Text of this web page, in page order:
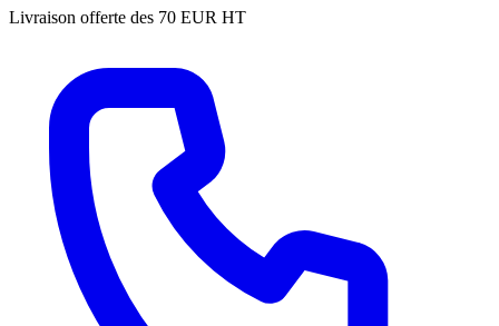
Livraison offerte des 70 EUR HT